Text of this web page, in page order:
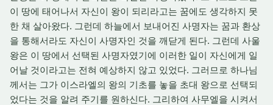
이 땅에 태어나서 자신이 왕이 되리라고는 꿈에도 생각하지 못
한 채 살아왔다. 그런데 하늘에서 보내어진 사명자는 꿈과 환상
을 통해서라도 자신이 사명자인 것을 깨닫게 된다. 그런데 사울
왕은 이 땅에서 선택된 사명자였기에 이러한 일이 자신에게 일
어날 것이라고는 전혀 예상하지 않고 있었다. 그러므로 하나님
께서는 그가 이스라엘의 왕의 기초를 놓을 초대 왕으로 선택되
었다는 것을 알려 주기를 원하신다. 그리하여 사무엘을 시켜서